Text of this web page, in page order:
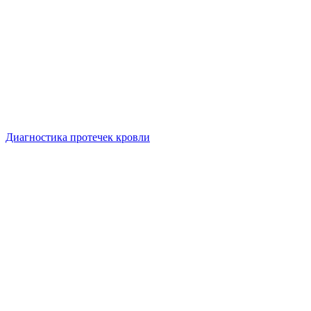
Диагностика протечек кровли